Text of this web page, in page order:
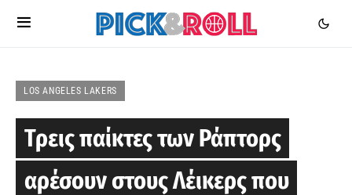
LOS ANGELES LAKERS
Τρεις παίκτες των Ράπτορς
αρέσουν στους Λέικερς που